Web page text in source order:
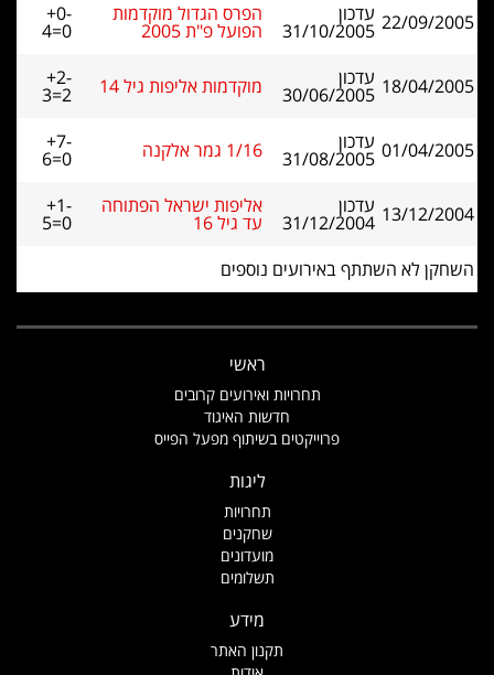
22/09/2005 עדכון
31/10/2005
הפרס הגדול מוקדמות
הפועל פ"ת 2005
+0-
4=0
18/04/2005 עדכון
30/06/2005 מוקדמות אליפות גיל 14 +2-
3=2
01/04/2005 עדכון
31/08/2005 1/16 גמר אלקנה +7-
6=0
13/12/2004 עדכון
31/12/2004
אליפות ישראל הפתוחה
עד גיל 16
+1-
5=0
השחקן לא השתתף באירועים נוספים
ראשי
תחרויות ואירועים קרובים
חדשות האיגוד
פרוייקטים בשיתוף מפעל הפייס
ליגות
תחרויות
שחקנים
מועדונים
תשלומים
מידע
תקנון האתר